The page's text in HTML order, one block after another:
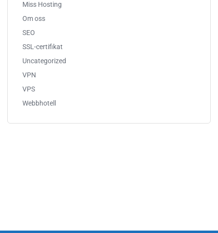
Miss Hosting
Om oss
SEO
SSL-certifikat
Uncategorized
VPN
VPS
Webbhotell